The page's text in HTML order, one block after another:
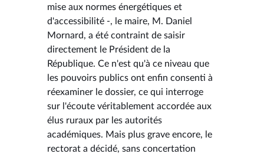
mise aux normes énergétiques et
d'accessibilité -, le maire, M. Daniel
Mornard, a été contraint de saisir
directement le Président de la
République. Ce n'est qu'à ce niveau que
les pouvoirs publics ont enfin consenti à
réexaminer le dossier, ce qui interroge
sur l'écoute véritablement accordée aux
élus ruraux par les autorités
académiques. Mais plus grave encore, le
rectorat a décidé, sans concertation